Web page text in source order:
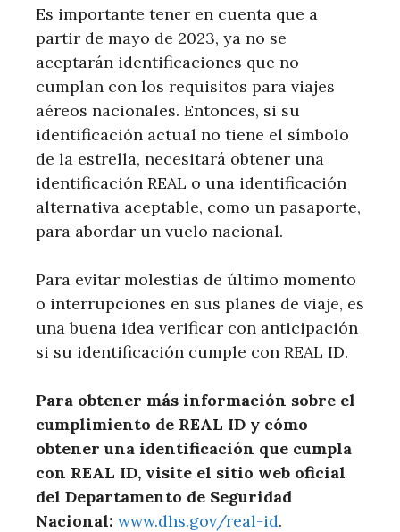
Es importante tener en cuenta que a
partir de mayo de 2023, ya no se
aceptarán identificaciones que no
cumplan con los requisitos para viajes
aéreos nacionales. Entonces, si su
identificación actual no tiene el símbolo
de la estrella, necesitará obtener una
identificación REAL o una identificación
alternativa aceptable, como un pasaporte,
para abordar un vuelo nacional.
Para evitar molestias de último momento
o interrupciones en sus planes de viaje, es
una buena idea verificar con anticipación
si su identificación cumple con REAL ID.
Para obtener más información sobre el
cumplimiento de REAL ID y cómo
obtener una identificación que cumpla
con REAL ID, visite el sitio web oficial
del Departamento de Seguridad
Nacional: www.dhs.gov/real-id.